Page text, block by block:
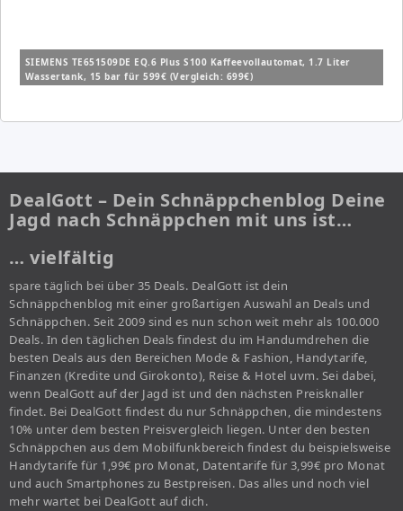
SIEMENS TE651509DE EQ.6 Plus S100 Kaffeevollautomat, 1.7 Liter
Wassertank, 15 bar für 599€ (Vergleich: 699€)
DealGott – Dein Schnäppchenblog Deine
Jagd nach Schnäppchen mit uns ist…
… vielfältig
spare täglich bei über 35 Deals. DealGott ist dein
Schnäppchenblog mit einer großartigen Auswahl an Deals und
Schnäppchen. Seit 2009 sind es nun schon weit mehr als 100.000
Deals. In den täglichen Deals findest du im Handumdrehen die
besten Deals aus den Bereichen Mode & Fashion, Handytarife,
Finanzen (Kredite und Girokonto), Reise & Hotel uvm. Sei dabei,
wenn DealGott auf der Jagd ist und den nächsten Preisknaller
findet. Bei DealGott findest du nur Schnäppchen, die mindestens
10% unter dem besten Preisvergleich liegen. Unter den besten
Schnäppchen aus dem Mobilfunkbereich findest du beispielsweise
Handytarife für 1,99€ pro Monat, Datentarife für 3,99€ pro Monat
und auch Smartphones zu Bestpreisen. Das alles und noch viel
mehr wartet bei DealGott auf dich.